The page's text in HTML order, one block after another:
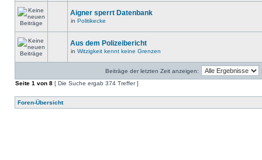
Aigner sperrt Datenbank
in Politikecke
Aus dem Polizeibericht
in Witzigkeit kennt keine Grenzen
Beiträge der letzten Zeit anzeigen:
Seite 1 von 8 [ Die Suche ergab 374 Treffer ]
Foren-Übersicht